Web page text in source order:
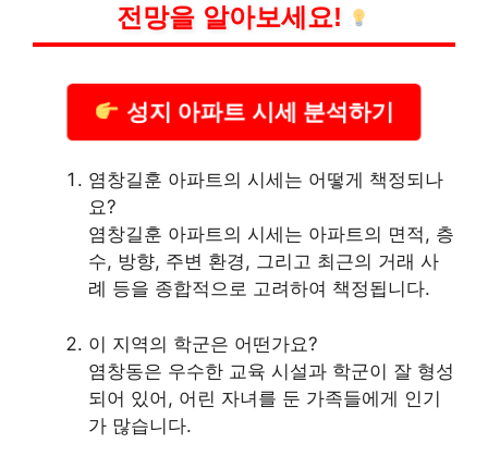
전망을 알아보세요!
성지 아파트 시세 분석하기
염창길훈 아파트의 시세는 어떻게 책정되나
요?
염창길훈 아파트의 시세는 아파트의 면적, 층
수, 방향, 주변 환경, 그리고 최근의 거래 사
례 등을 종합적으로 고려하여 책정됩니다.
이 지역의 학군은 어떤가요?
염창동은 우수한 교육 시설과 학군이 잘 형성
되어 있어, 어린 자녀를 둔 가족들에게 인기
가 많습니다.